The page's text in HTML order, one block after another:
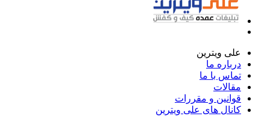
علی ویترین
درباره ما
تماس با ما
مقالات
قوانین و مقررات
کانال های علی ویترین